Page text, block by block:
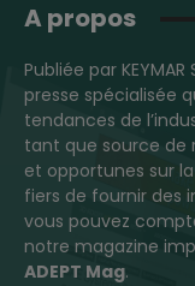
A propos
Publiée par KEYMAR
presse spécialisée
tendances de
tant que source de
et opportunes sur
fiers de fournir des
vous pouvez
notre magazine
ADEPT Mag.